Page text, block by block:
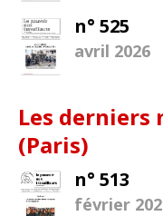
n° 525
avril 2026
Les derniers
(Paris)
n° 513
février